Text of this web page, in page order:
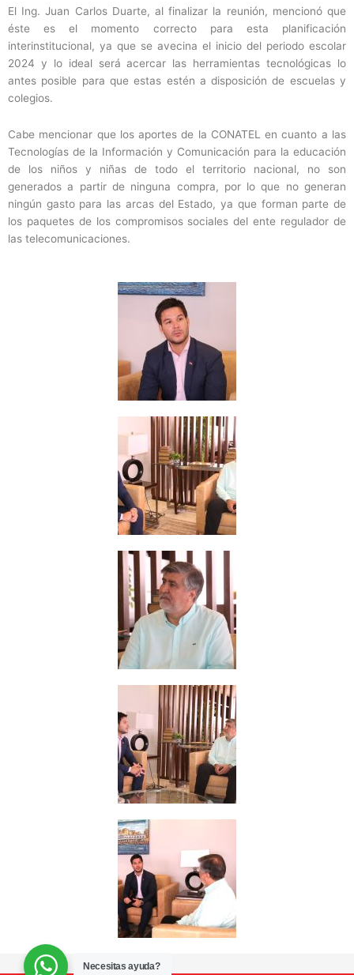
El Ing. Juan Carlos Duarte, al finalizar la reunión, mencionó que
éste es el momento correcto para esta planificación
interinstitucional, ya que se avecina el inicio del periodo escolar
2024 y lo ideal será acercar las herramientas tecnológicas lo
antes posible para que estas estén a disposición de escuelas y
colegios.
Cabe mencionar que los aportes de la CONATEL en cuanto a las
Tecnologías de la Información y Comunicación para la educación
de los niños y niñas de todo el territorio nacional, no son
generados a partir de ninguna compra, por lo que no generan
ningún gasto para las arcas del Estado, ya que forman parte de
los paquetes de los compromisos sociales del ente regulador de
las telecomunicaciones.
Necesitas ayuda?